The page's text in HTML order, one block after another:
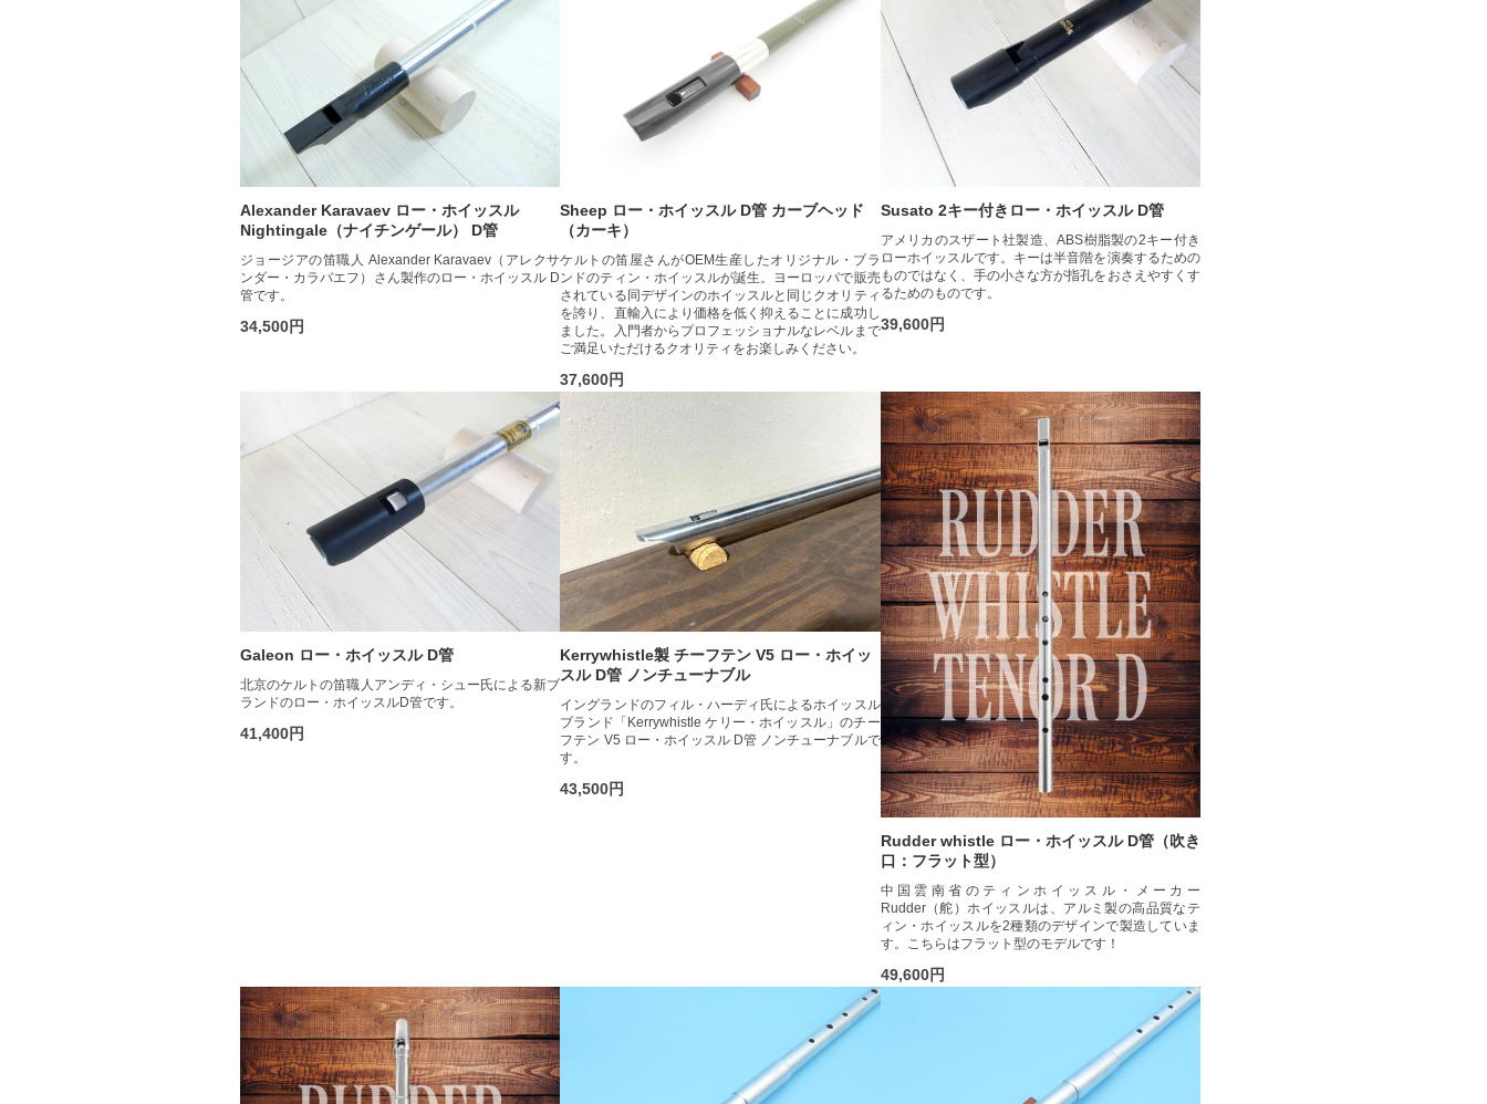
Alexander Karavaev ロー・ホイッスル
Nightingale（ナイチンゲール） D管
ジョージアの笛職人 Alexander Karavaev（アレクサ
ンダー・カラバエフ）さん製作のロー・ホイッスル D
管です。
34,500円
Sheep ロー・ホイッスル D管 カーブヘッド
（カーキ）
ケルトの笛屋さんがOEM生産したオリジナル・ブラ
ンドのティン・ホイッスルが誕生。ヨーロッパで販売
されている同デザインのホイッスルと同じクオリティ
を誇り、直輸入により価格を低く抑えることに成功し
ました。入門者からプロフェッショナルなレベルまで
ご満足いただけるクオリティをお楽しみください。
37,600円
Susato 2キー付きロー・ホイッスル D管
アメリカのスザート社製造、ABS樹脂製の2キー付き
ローホイッスルです。キーは半音階を演奏するための
ものではなく、手の小さな方が指孔をおさえやすくす
るためのものです。
39,600円
Galeon ロー・ホイッスル D管
北京のケルトの笛職人アンディ・シュー氏による新ブ
ランドのロー・ホイッスルD管です。
41,400円
Kerrywhistle製 チーフテン V5 ロー・ホイッ
スル D管 ノンチューナブル
イングランドのフィル・ハーディ氏によるホイッスル
ブランド「Kerrywhistle ケリー・ホイッスル」のチー
フテン V5 ロー・ホイッスル D管 ノンチューナブルで
す。
43,500円
Rudder whistle ロー・ホイッスル D管（吹き
口：フラット型）
中国雲南省のティンホイッスル・メーカー
Rudder（舵）ホイッスルは、アルミ製の高品質なテ
ィン・ホイッスルを2種類のデザインで製造していま
す。こちらはフラット型のモデルです！
49,600円